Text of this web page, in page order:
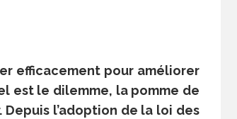
efficacement pour améliorer
est le dilemme, la pomme de
l’adoption de la loi des